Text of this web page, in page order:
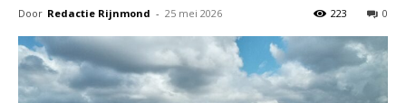
Door Redactie Rijnmond - 25 mei 2026 0
223